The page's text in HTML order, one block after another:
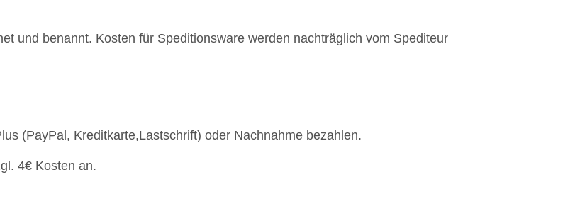
und benannt. Kosten für Speditionsware werden nachträglich vom Spediteur
(PayPal, Kreditkarte,Lastschrift) oder Nachnahme bezahlen.
4€ Kosten an.